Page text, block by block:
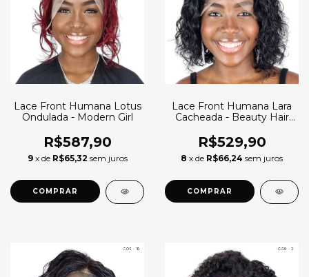
Lace Front Humana Lotus
Ondulada - Modern Girl
R$587,90
9 x de R$65,32 sem juros
COMPRAR
Lace Front Humana Lara
Cacheada - Beauty Hair
R$529,90
8 x de R$66,24 sem juros